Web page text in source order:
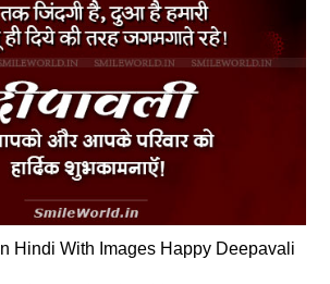
Hindi With Images Happy Deepavali